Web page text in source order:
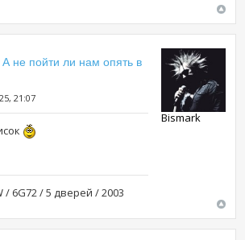
не пойти ли нам опять в
21:07
/ 6G72 / 5 дверей / 2003
Bismark